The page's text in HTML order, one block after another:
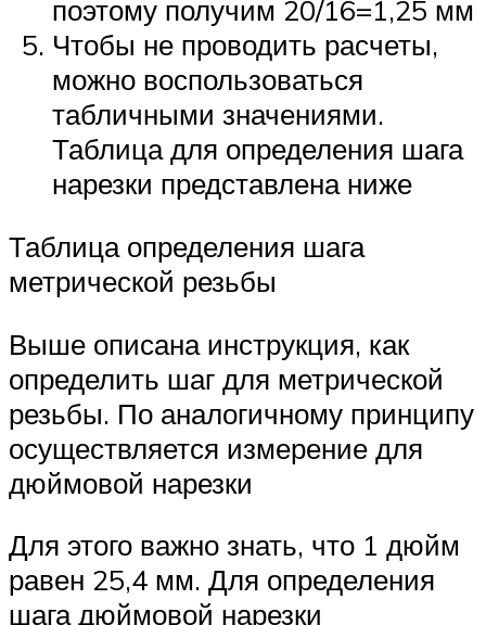
поэтому получим 20/16=1,25 мм
Чтобы не проводить расчеты,
можно воспользоваться
табличными значениями.
Таблица для определения шага
нарезки представлена ниже
Таблица определения шага
метрической резьбы
Выше описана инструкция, как
определить шаг для метрической
резьбы. По аналогичному принципу
осуществляется измерение для
дюймовой нарезки
Для этого важно знать, что 1 дюйм
равен 25,4 мм. Для определения
шага дюймовой нарезки